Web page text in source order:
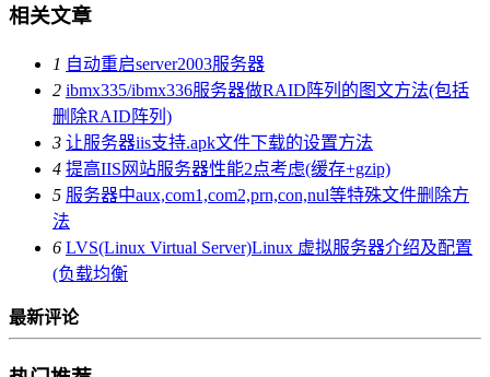
相关文章
1 自动重启server2003服务器
2 ibmx335/ibmx336服务器做RAID阵列的图文方法(包括
删除RAID阵列)
3 让服务器iis支持.apk文件下载的设置方法
4 提高IIS网站服务器性能2点考虑(缓存+gzip)
5 服务器中aux,com1,com2,prn,con,nul等特殊文件删除方
法
6 LVS(Linux Virtual Server)Linux 虚拟服务器介绍及配置
(负载均衡
最新评论